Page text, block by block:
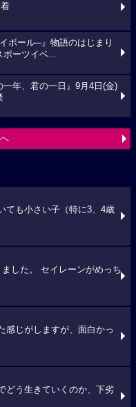
ボール─』物語のはじまり
ーツイベ...
年、君の一日』9月4日(金)
ても小さい子（特に3、4歳
した。 セイレーンがめっち
感じがしますが、面白かっ
どう生きていくのか、下劣